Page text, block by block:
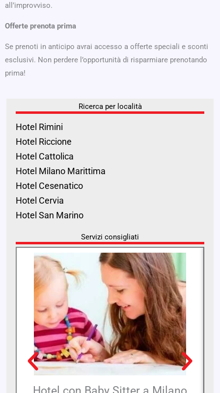
all’improvviso.
Offerte prenota prima
Se prenoti in anticipo avrai accesso a offerte speciali e sconti
esclusivi. Non perdere l’opportunità di risparmiare prenotando
prima!
Ricerca per località
Hotel Rimini
Hotel Riccione
Hotel Cattolica
Hotel Milano Marittima
Hotel Cesenatico
Hotel Cervia
Hotel San Marino
Servizi consigliati